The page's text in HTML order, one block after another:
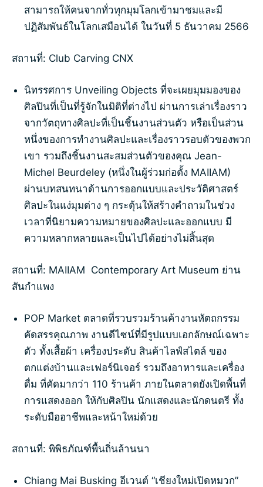
สามารถให้คนจากทั่วทุกมุมโลกเข้ามาชมและมี
ปฏิสัมพันธ์ในโลกเสมือนได้ ในวันที่ 5 ธันวาคม 2566
สถานที่: Club Carving CNX
นิทรรศการ Unveiling Objects ที่จะเผยมุมมองของ
ศิลปินที่เป็นที่รู้จักในมิติที่ต่างไป ผ่านการเล่าเรื่องราว
จากวัตถุทางศิลปะที่เป็นชิ้นงานส่วนตัว หรือเป็นส่วน
หนึ่งของการทำงานศิลปะและเรื่องราวรอบตัวของพวก
เขา รวมถึงชิ้นงานสะสมส่วนตัวของคุณ Jean-
Michel Beurdeley (หนึ่งในผู้ร่วมก่อตั้ง MAIIAM)
ผ่านบทสนทนาด้านการออกแบบและประวัติศาสตร์
ศิลปะในแง่มุมต่าง ๆ กระตุ้นให้สร้างคำถามในช่วง
เวลาที่นิยามความหมายของศิลปะและออกแบบ มี
ความหลากหลายและเป็นไปได้อย่างไม่สิ้นสุด
สถานที่: MAIIAM Contemporary Art Museum ย่าน
สันกำแพง
POP Market ตลาดที่รวบรวมร้านค้างานหัตถกรรม
คัดสรรคุณภาพ งานดีไซน์ที่มีรูปแบบเอกลักษณ์เฉพาะ
ตัว ทั้งเสื้อผ้า เครื่องประดับ สินค้าไลฟ์สไตล์ ของ
ตกแต่งบ้านและเฟอร์นิเจอร์ รวมถึงอาหารและเครื่อง
ดื่ม ที่คัดมากว่า 110 ร้านค้า ภายในตลาดยังเปิดพื้นที่
การแสดงออก ให้กับศิลปิน นักแสดงและนักดนตรี ทั้ง
ระดับมืออาชีพและหน้าใหม่ด้วย
สถานที่: พิพิธภัณฑ์พื้นถิ่นล้านนา
Chiang Mai Busking อีเวนต์ “เชียงใหม่เปิดหมวก”